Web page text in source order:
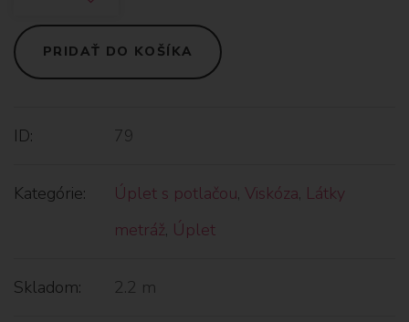
PRIDAŤ DO KOŠÍKA
ID: 79
Kategórie: Úplet s potlačou, Viskóza, Látky
metráž, Úplet
Skladom: 2.2 m